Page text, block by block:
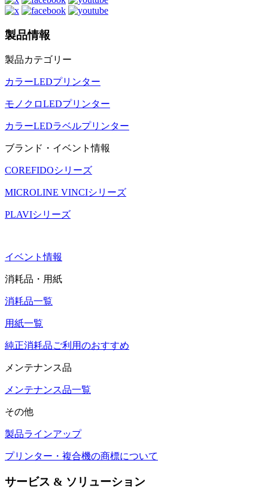
製品情報
製品カテゴリー
カラーLEDプリンター
モノクロLEDプリンター
カラーLEDラベルプリンター
ブランド・イベント情報
COREFIDOシリーズ
MICROLINE VINCIシリーズ
PLAVIシリーズ
イベント情報
消耗品・用紙
消耗品一覧
用紙一覧
純正消耗品ご利用のおすすめ
メンテナンス品
メンテナンス品一覧
その他
製品ラインアップ
プリンター・複合機の商標について
サービス & ソリューション